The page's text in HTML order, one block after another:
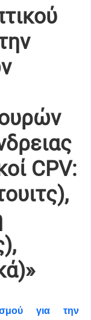
CPV:
για την